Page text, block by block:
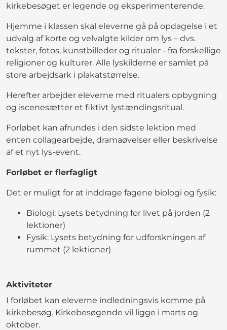
kirkebesøget er legende og eksperimenterende.
Hjemme i klassen skal eleverne gå på opdagelse i et
udvalg af korte og velvalgte kilder om lys – dvs.
tekster, fotos, kunstbilleder og ritualer - fra forskellige
religioner og kulturer. Alle lyskilderne er samlet på
store arbejdsark i plakatstørrelse.
Herefter arbejder eleverne med ritualers opbygning
og iscenesætter et fiktivt lystændingsritual.
Forløbet kan afrundes i den sidste lektion med
enten collagearbejde, dramaøvelser eller beskrivelse
af et nyt lys-event.
Forløbet er flerfagligt
Det er muligt for at inddrage fagene biologi og fysik:
Biologi: Lysets betydning for livet på jorden (2
lektioner)
Fysik: Lysets betydning for udforskningen af
rummet (2 lektioner)
Aktiviteter
I forløbet kan eleverne indledningsvis komme på
kirkebesøg. Kirkebesøgende vil ligge i marts og
oktober.